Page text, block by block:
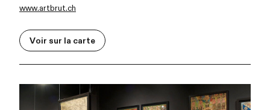
www.artbrut.ch
Voir sur la carte